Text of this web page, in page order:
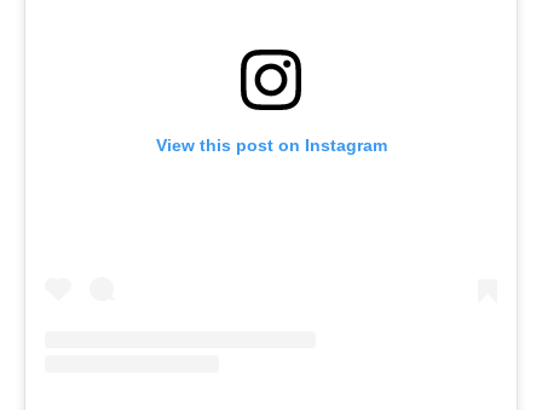
View this post on Instagram